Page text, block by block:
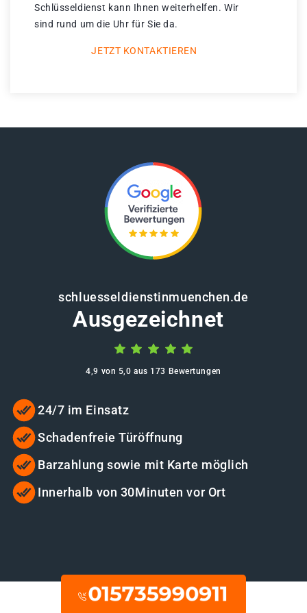
Schlüsseldienst kann Ihnen weiterhelfen. Wir
sind rund um die Uhr für Sie da.
JETZT KONTAKTIEREN
schluesseldienstinmuenchen.de
Ausgezeichnet
4,9 von 5,0 aus 173 Bewertungen
24/7 im Einsatz
Schadenfreie Türöffnung
Barzahlung sowie mit Karte möglich
Innerhalb von 30Minuten vor Ort